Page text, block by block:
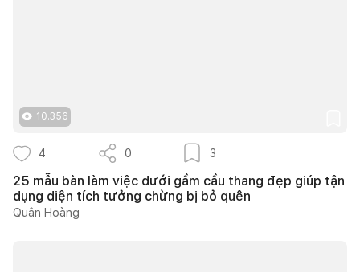
10.356
4 0 3
25 mẫu bàn làm việc dưới gầm cầu thang đẹp giúp tận
dụng diện tích tưởng chừng bị bỏ quên
Quân Hoàng